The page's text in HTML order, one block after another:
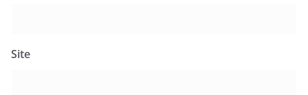
Site